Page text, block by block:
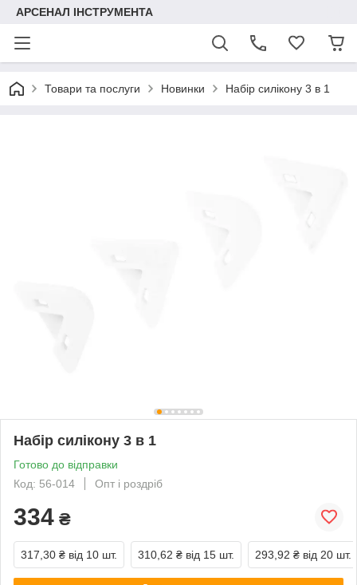
АРСЕНАЛ ІНСТРУМЕНТА
Товари та послуги Новинки Набір силікону 3 в 1
Набір силікону 3 в 1
Готово до відправки
Код: 56-014
Опт і роздріб
334 ₴
317,30 ₴ від 10 шт. 310,62 ₴ від 15 шт. 293,92 ₴ від 20 шт.